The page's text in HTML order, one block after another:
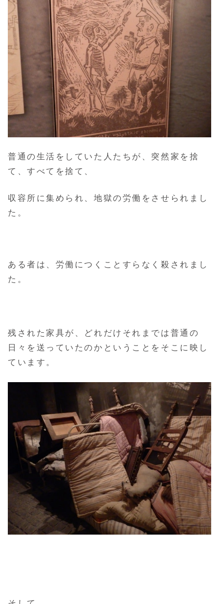
普通の生活をしていた人たちが、突然家を捨
て、すべてを捨て、
収容所に集められ、地獄の労働をさせられまし
た。
ある者は、労働につくことすらなく殺されまし
た。
残された家具が、どれだけそれまでは普通の
日々を送っていたのかということを そこに映し
ています。